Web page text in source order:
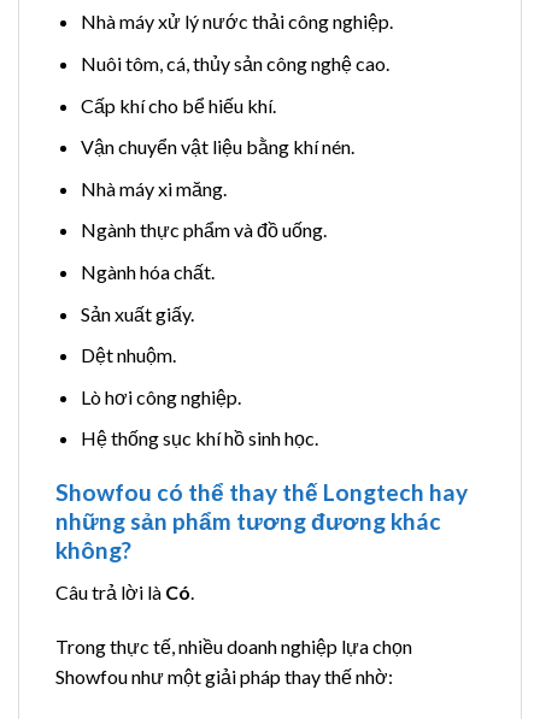
Nhà máy xử lý nước thải công nghiệp.
Nuôi tôm, cá, thủy sản công nghệ cao.
Cấp khí cho bể hiếu khí.
Vận chuyển vật liệu bằng khí nén.
Nhà máy xi măng.
Ngành thực phẩm và đồ uống.
Ngành hóa chất.
Sản xuất giấy.
Dệt nhuộm.
Lò hơi công nghiệp.
Hệ thống sục khí hồ sinh học.
Showfou có thể thay thế Longtech hay
những sản phẩm tương đương khác
không?
Câu trả lời là Có
Trong thực tế, nhiều doanh nghiệp lựa chọn
Showfou như một giải pháp thay thế nhờ: